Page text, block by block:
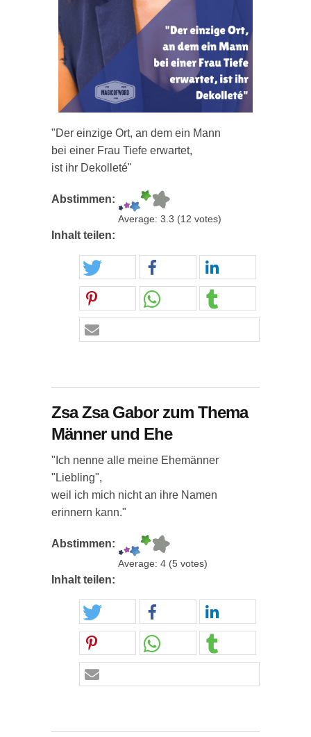
"Der einzige Ort, an dem ein Mann
bei einer Frau Tiefe erwartet,
ist ihr Dekolleté"
Abstimmen:
Average: 3.3 (12 votes)
Inhalt teilen:
Zsa Zsa Gabor zum Thema
Männer und Ehe
"Ich nenne alle meine Ehemänner
"Liebling",
weil ich mich nicht an ihre Namen
erinnern kann."
Abstimmen:
Average: 4 (5 votes)
Inhalt teilen: